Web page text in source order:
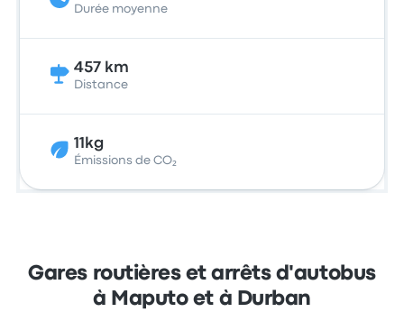
Durée moyenne
457 km
Distance
11kg
Émissions de CO₂
Gares routières et arrêts d'autobus
à Maputo et à Durban